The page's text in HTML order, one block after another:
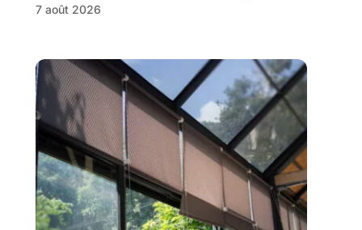
7 août 2026